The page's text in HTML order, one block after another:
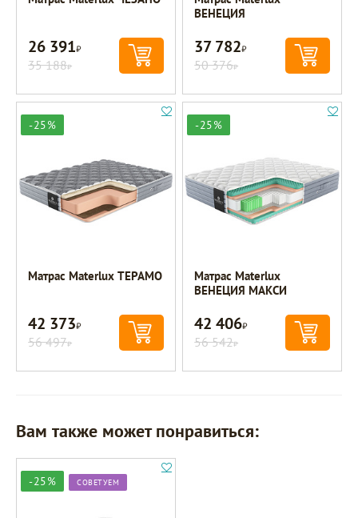
26 391Р
35 188Р
ВЕНЕЦИЯ
37 782Р
50 376Р
-25%
Матрас Materlux ТЕРАМО
42 373Р
56 497Р
-25%
Матрас Materlux
ВЕНЕЦИЯ МАКСИ
42 406Р
56 542Р
Вам также может понравиться:
-25% СОВЕТУЕМ